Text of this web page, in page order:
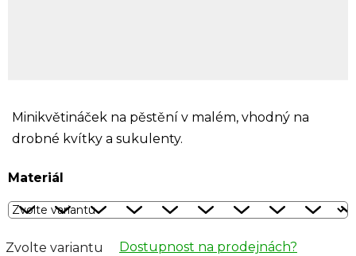
Minikvětináček na pěstění v malém, vhodný na
drobné kvítky a sukulenty.
Materiál
Zvolte variantu Dostupnost na prodejnách?